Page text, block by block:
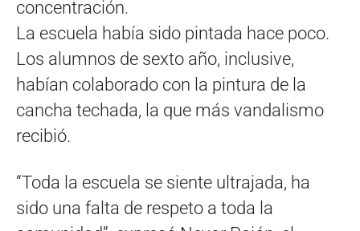
concentración.
La escuela había sido pintada hace poco.
Los alumnos de sexto año, inclusive,
habían colaborado con la pintura de la
cancha techada, la que más vandalismo
recibió.
“Toda la escuela se siente ultrajada, ha
sido una falta de respeto a toda la